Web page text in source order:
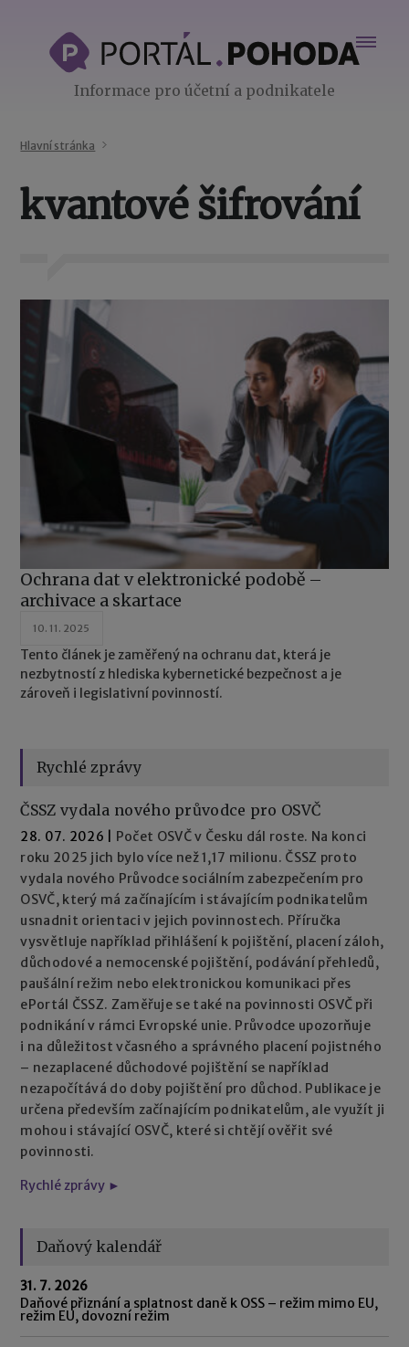
Informace pro účetní a podnikatele
Hlavní stránka
kvantové šifrování
Ochrana dat v elektronické podobě –
archivace a skartace
10. 11. 2025
Tento článek je zaměřený na ochranu dat, která je
nezbytností z hlediska kybernetické bezpečnost a je
zároveň i legislativní povinností.
Rychlé zprávy
ČSSZ vydala nového průvodce pro OSVČ
28. 07. 2026
Počet OSVČ v Česku dál roste. Na konci
roku 2025 jich bylo více než 1,17 milionu. ČSSZ proto
vydala nového Průvodce sociálním zabezpečením pro
OSVČ, který má začínajícím i stávajícím podnikatelům
usnadnit orientaci v jejich povinnostech. Příručka
vysvětluje například přihlášení k pojištění, placení záloh,
důchodové a nemocenské pojištění, podávání přehledů,
paušální režim nebo elektronickou komunikaci přes
ePortál ČSSZ. Zaměřuje se také na povinnosti OSVČ při
podnikání v rámci Evropské unie. Průvodce upozorňuje
i na důležitost včasného a správného placení pojistného
– nezaplacené důchodové pojištění se například
nezapočítává do doby pojištění pro důchod. Publikace je
určena především začínajícím podnikatelům, ale využít ji
mohou i stávající OSVČ, které si chtějí ověřit své
povinnosti.
Rychlé zprávy ►
Daňový kalendář
31. 7. 2026
Daňové přiznání a splatnost daně k OSS – režim mimo EU,
režim EU, dovozní režim